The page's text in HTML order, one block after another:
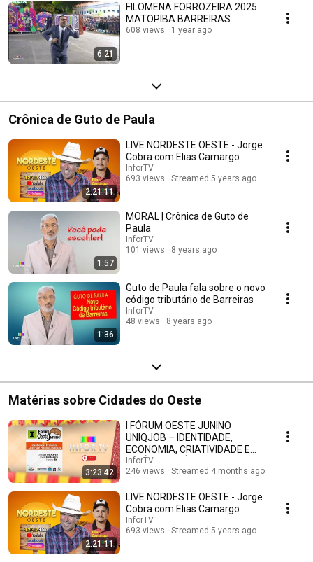
6:21
FILOMENA FORROZEIRA 2025
MATOPIBA BARREIRAS
608 views 1 year ago
Crônica de Guto de Paula
2:21:11
LIVE NORDESTE OESTE - Jorge
Cobra com Elias Camargo
InforTV
693 views
Streamed 5 years ago
1:57
MORAL | Crônica de Guto de
Paula
InforTV
101 views
8 years ago
1:36
Guto de Paula fala sobre o novo
código tributário de Barreiras
InforTV
48 views
8 years ago
Matérias sobre Cidades do Oeste
3:23:42
I FÓRUM OESTE JUNINO
UNIQJOB – IDENTIDADE,
ECONOMIA, CRIATIVIDADE E
POLÍTICAS PÚBLICAS
InforTV
246 views
Streamed 4 months ago
2:21:11
LIVE NORDESTE OESTE - Jorge
Cobra com Elias Camargo
InforTV
693 views
Streamed 5 years ago